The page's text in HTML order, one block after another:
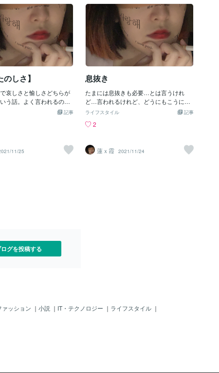
い。 何かうまくいかない
ぐに責任転嫁をはじめる。
てすべての結果は自己責
のせいにしているうちは、
い。 ②行動してから考え、
もはじめから完璧にでき
。 誰もが不安な気
みんな言ってるよこんな
も… どうします？参考に
ーするか周囲からの「意
どう対処するか。【1】自分
入れられるもの＝アドバ
る【2】何か違和感・反発
節介→スルーするというの
か。自分の価値観・感性
「何」が自分にとって大
か、価値があるのか。
けが知っています。「お
の心を煩わせる「雑音」
れる必要はありません。
受け入れるかスルーする
なる「価値観」「好き嫌
をしっかり持っておきた
最終決断は自分で。その
ホで地図を開いて、効率よく回るルート
を考えてしまう。そのとき、ふっと心に
浮かんだ。「…合わないかも」価値観の
違い、ってやつだろうか。旅のスタイル
が違うのは、意外と大事かもしれない。
非日常だからこそ、感覚が似ているほう
が楽なのではとも思った。でも、ふと立
ち止まる。もしこれが、別の人だった
ら？同じ“じっくり派”でも、その人のこ
たいと思える相手だったら。私はきっ
と、笑って言う。「いいよ、ゆっくりし
ようか」って。あれ？違いを許している
というより、一緒に味わいたいと思って
い。大事なのは、私が無理をしていない
かどうか。合わせることが苦しいのか、
しさ】
哀しさと愉しさどちらが
う話。よく言われるの
も愉しさが勝る…と。私
を目の当たりにすると哀
上。実際は哀しみだと思
いものだとしても…の
愉しさが勝ることは無い
けの話。私の独り言。Ｒ
記事
11/25
息抜き
たまには息抜きも必要…とは言うけれ
ど…言われるけれど、どうにもこうにも
息抜きできない人はどうしたらいいのだ
は…？私は…眠れたとしても夢を見てい
るから、休まらない。のだが、この場合
の息抜きは何なのだろうか。と言うの
記事
ライフスタイル
2
蓮ｘ霞 2021/11/24
グを投稿する
ッション ｜ 小説 ｜ IT・テクノロジー ｜ ライフスタイル ｜